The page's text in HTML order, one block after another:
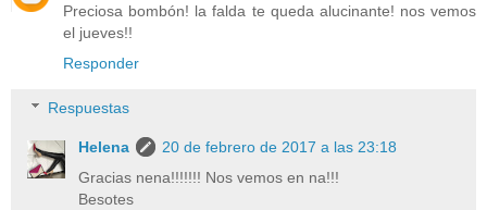
Preciosa bombón! la falda te queda alucinante! nos vemos
el jueves!!
Responder
Respuestas
Helena
20 de febrero de 2017 a las 23:18
Gracias nena!!!!!!! Nos vemos en na!!!
Besotes